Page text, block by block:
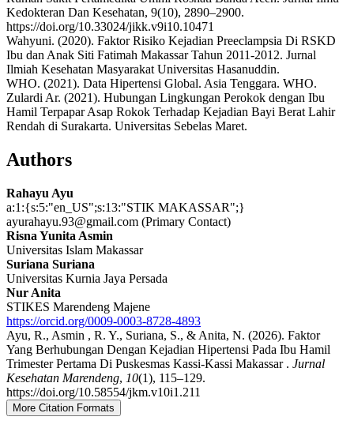
Kedokteran Dan Kesehatan, 9(10), 2890–2900.
https://doi.org/10.33024/jikk.v9i10.10471
Wahyuni. (2020). Faktor Risiko Kejadian Preeclampsia Di RSKD
Ibu dan Anak Siti Fatimah Makassar Tahun 2011-2012. Jurnal
Ilmiah Kesehatan Masyarakat Universitas Hasanuddin.
WHO. (2021). Data Hipertensi Global. Asia Tenggara. WHO.
Zulardi Ar. (2021). Hubungan Lingkungan Perokok dengan Ibu
Hamil Terpapar Asap Rokok Terhadap Kejadian Bayi Berat Lahir
Rendah di Surakarta. Universitas Sebelas Maret.
Authors
Rahayu Ayu
a:1:{s:5:"en_US";s:13:"STIK MAKASSAR";}
ayurahayu.93@gmail.com (Primary Contact)
Risna Yunita Asmin
Universitas Islam Makassar
Suriana Suriana
Universitas Kurnia Jaya Persada
Nur Anita
STIKES Marendeng Majene
https://orcid.org/0009-0003-8728-4893
Ayu, R., Asmin , R. Y., Suriana, S., & Anita, N. (2026). Faktor
Yang Berhubungan Dengan Kejadian Hipertensi Pada Ibu Hamil
Trimester Pertama Di Puskesmas Kassi-Kassi Makassar . Jurnal
Kesehatan Marendeng, 10(1), 115–129.
https://doi.org/10.58554/jkm.v10i1.211
More Citation Formats